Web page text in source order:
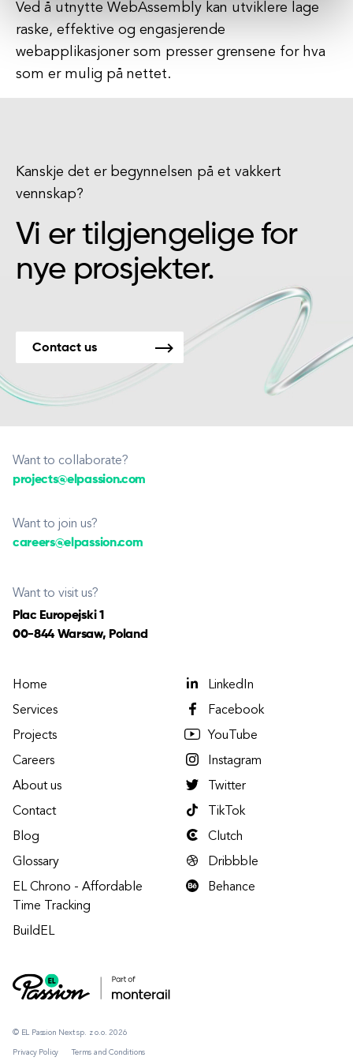
Ved å utnytte WebAssembly kan utviklere lage
raske, effektive og engasjerende
webapplikasjoner som presser grensene for hva
som er mulig på nettet.
Kanskje det er begynnelsen på et vakkert
vennskap?
Vi er tilgjengelige for
nye prosjekter.
Contact us
Want to collaborate?
projects@elpassion.com
Want to join us?
careers@elpassion.com
Want to visit us?
Plac Europejski 1
00-844 Warsaw, Poland
© EL Passion Next sp. z o.o. 2026
Privacy Policy Terms and Conditions
Home
Services
Projects
Careers
About us
Contact
Blog
Glossary
EL Chrono - Affordable
Time Tracking
BuildEL
LinkedIn
Facebook
YouTube
Instagram
Twitter
TikTok
Clutch
Dribbble
Behance